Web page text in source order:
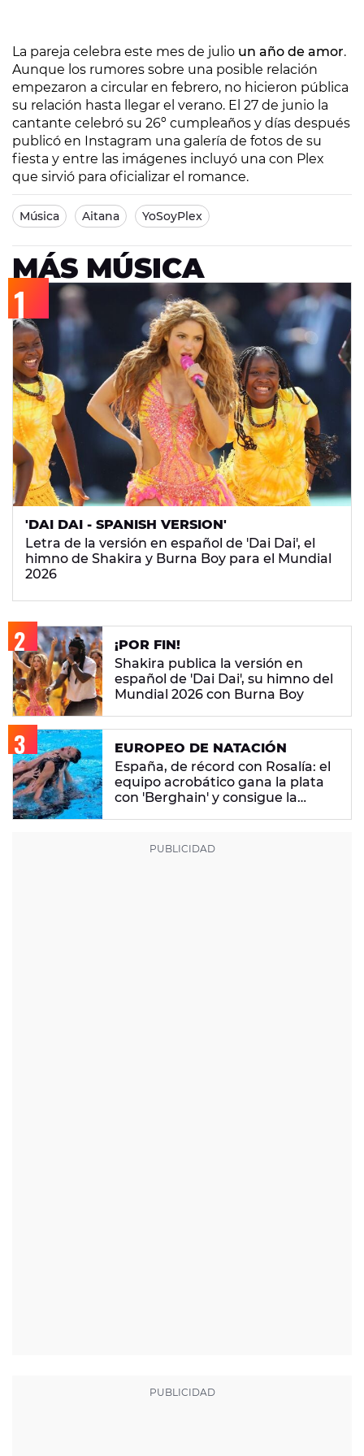
La pareja celebra este mes de julio un año de amor.
Aunque los rumores sobre una posible relación
empezaron a circular en febrero, no hicieron pública
su relación hasta llegar el verano. El 27 de junio la
cantante celebró su 26º cumpleaños y días después
publicó en Instagram una galería de fotos de su
fiesta y entre las imágenes incluyó una con Plex
que sirvió para oficializar el romance.
Música Aitana YoSoyPlex
MÁS MÚSICA
'DAI DAI - SPANISH VERSION'
Letra de la versión en español de 'Dai Dai', el
himno de Shakira y Burna Boy para el Mundial
2026
¡POR FIN!
Shakira publica la versión en
español de 'Dai Dai', su himno del
Mundial 2026 con Burna Boy
EUROPEO DE NATACIÓN
España, de récord con Rosalía: el
equipo acrobático gana la plata
con 'Berghain' y consigue la